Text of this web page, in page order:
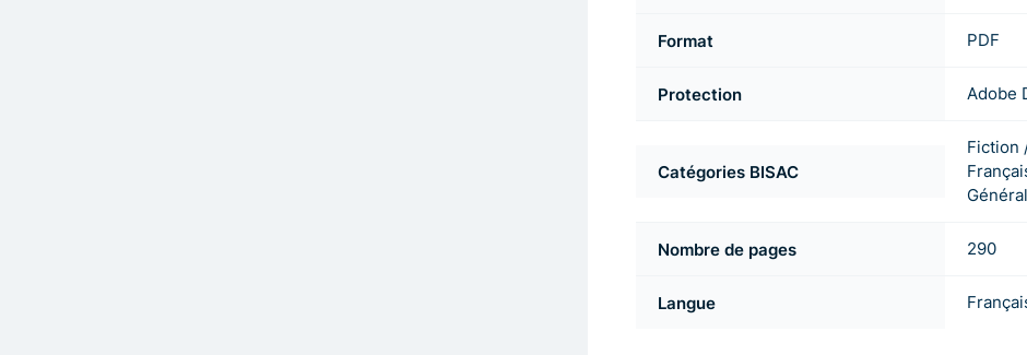
Format PDF
Protection Adobe
Catégories BISAC
Fiction
Nombre de pages 290
Langue